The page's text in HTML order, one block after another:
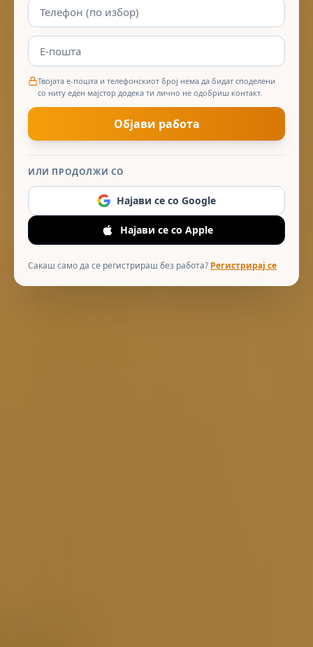
Твојата е-пошта и телефонскиот број нема да бидат споделени
со ниту еден мајстор додека ти лично не одобриш контакт.
Објави работа
ИЛИ ПРОДОЛЖИ СО
Најави се со Google
Најави се со Apple
Сакаш само да се регистрираш без работа? Регистрирај се